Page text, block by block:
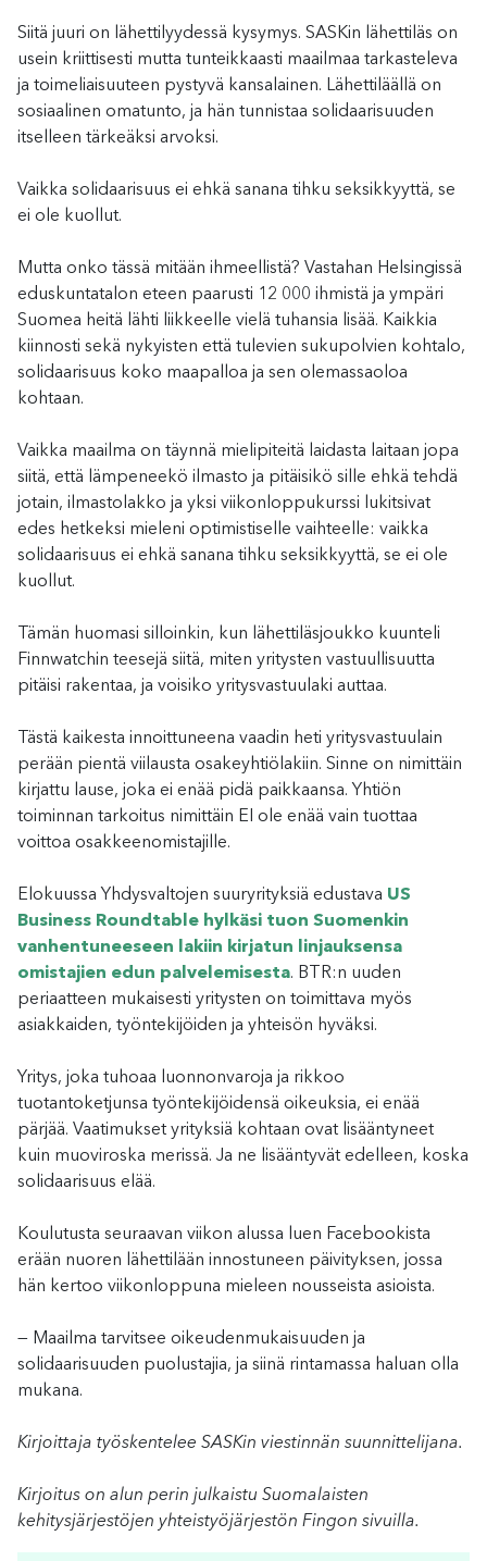
Siitä juuri on lähettilyydessä kysymys. SASKin lähettiläs on
usein kriittisesti mutta tunteikkaasti maailmaa tarkasteleva
ja toimeliaisuuteen pystyvä kansalainen. Lähettiläällä on
sosiaalinen omatunto, ja hän tunnistaa solidaarisuuden
itselleen tärkeäksi arvoksi.
Vaikka solidaarisuus ei ehkä sanana tihku seksikkyyttä, se
ei ole kuollut.
Mutta onko tässä mitään ihmeellistä? Vastahan Helsingissä
eduskuntatalon eteen paarusti 12 000 ihmistä ja ympäri
Suomea heitä lähti liikkeelle vielä tuhansia lisää. Kaikkia
kiinnosti sekä nykyisten että tulevien sukupolvien kohtalo,
solidaarisuus koko maapalloa ja sen olemassaoloa
kohtaan.
Vaikka maailma on täynnä mielipiteitä laidasta laitaan jopa
siitä, että lämpeneekö ilmasto ja pitäisikö sille ehkä tehdä
jotain, ilmastolakko ja yksi viikonloppukurssi lukitsivat
edes hetkeksi mieleni optimistiselle vaihteelle: vaikka
solidaarisuus ei ehkä sanana tihku seksikkyyttä, se ei ole
kuollut.
Tämän huomasi silloinkin, kun lähettiläsjoukko kuunteli
Finnwatchin teesejä siitä, miten yritysten vastuullisuutta
pitäisi rakentaa, ja voisiko yritysvastuulaki auttaa.
Tästä kaikesta innoittuneena vaadin heti yritysvastuulain
perään pientä viilausta osakeyhtiölakiin. Sinne on nimittäin
kirjattu lause, joka ei enää pidä paikkaansa. Yhtiön
toiminnan tarkoitus nimittäin EI ole enää vain tuottaa
voittoa osakkeenomistajille.
Elokuussa Yhdysvaltojen suuryrityksiä edustava US
Business Roundtable hylkäsi tuon Suomenkin
vanhentuneeseen lakiin kirjatun linjauksensa
omistajien edun palvelemisesta. BTR:n uuden
periaatteen mukaisesti yritysten on toimittava myös
asiakkaiden, työntekijöiden ja yhteisön hyväksi.
Yritys, joka tuhoaa luonnonvaroja ja rikkoo
tuotantoketjunsa työntekijöidensä oikeuksia, ei enää
pärjää. Vaatimukset yrityksiä kohtaan ovat lisääntyneet
kuin muoviroska merissä. Ja ne lisääntyvät edelleen, koska
solidaarisuus elää.
Koulutusta seuraavan viikon alussa luen Facebookista
erään nuoren lähettilään innostuneen päivityksen, jossa
hän kertoo viikonloppuna mieleen nousseista asioista.
— Maailma tarvitsee oikeudenmukaisuuden ja
solidaarisuuden puolustajia, ja siinä rintamassa haluan olla
mukana.
Kirjoittaja työskentelee SASKin viestinnän suunnittelijana.
Kirjoitus on alun perin julkaistu Suomalaisten
kehitysjärjestöjen yhteistyöjärjestön Fingon sivuilla.